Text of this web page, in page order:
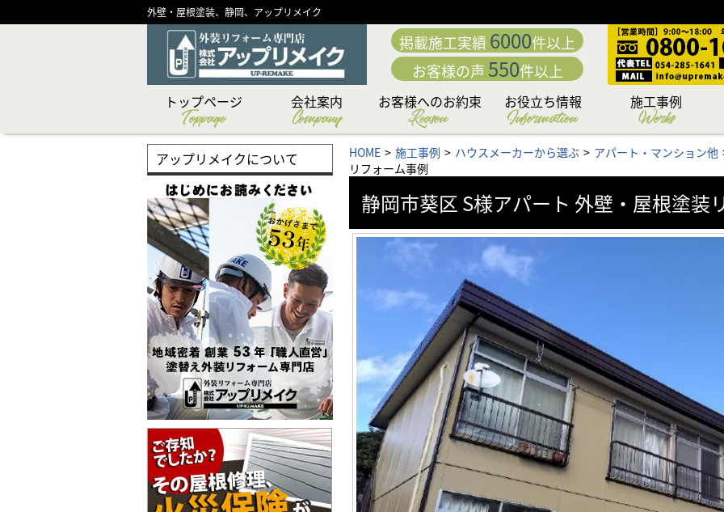
外壁・屋根塗装、静岡、アップリメイク
掲載施工実績6000件以上
お客様の声 550件以上
トップページ
Toppage
会社案内
Company
ショールーム紹介
CSR（社会貢献）活動
メディア掲載実績
お客様へのお約束
Reason
「職人直営」だから中
身が違う
こだわり日本一の厳選
塗料
お客様の夢を叶える
「こだわりの提案力」
カラーシミュレーショ
ン
専門店だからこそこだ
わる「職人力」
専門店ならではの完全
施工体制
日本一厳しい品質管理
システム
付帯部への超高耐久フ
ッ素塗装
下地処理 洗浄編
下地処理 補修編
究極の手塗りローラー
工法
お役立ち情報
Information
セミナー情報
外壁・屋根お悩み解決
コラム
外壁・屋根塗装価格＆
プラン
無料外壁・屋根診断
かし保険について
リフォームローン&補助
金情報
お問い合わせ後の流れ
住まいのリフォームも
お任せ
アパート・マンション
もお任せ
施工事例
Works
施工内容から選ぶ
塗料から選ぶ
地域から選ぶ
HOME 施工事例 ハウスメーカーから選ぶ
アパート・マンション他
リフォーム事例
静岡市葵区 S様アパート 外壁・屋根塗装
アップリメイクについて